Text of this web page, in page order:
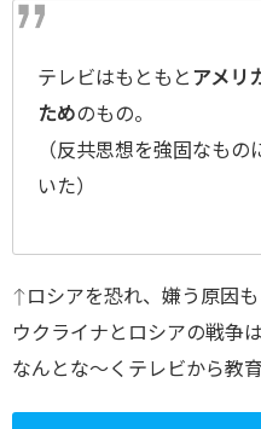
テレビはもともと アメリ
ためのもの。
（反共思想を強固なも
いた）
↑ロシアを恐れ、嫌う原因も
ウクライナとロシアの戦争
なんとな〜くテレビから教